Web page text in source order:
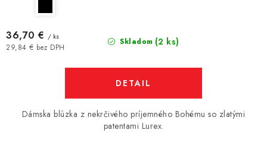
Skladom (2 ks)
29,84 € bez DPH
36,70 € / ks
DETAIL
Dámska blúzka z nekrčivého príjemného Bohému so zlatými
patentami Lurex.